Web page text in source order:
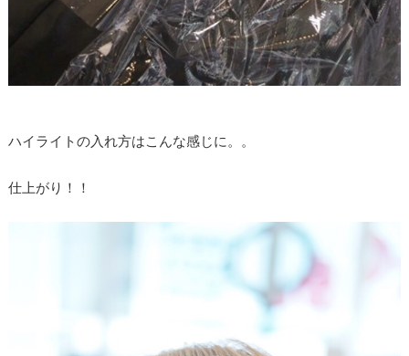
ハイライトの入れ方はこんな感じに。。
仕上がり！！